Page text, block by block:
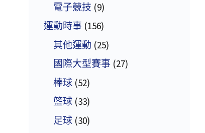
電子競技 (9)
運動時事 (156)
其他運動 (25)
國際大型賽事 (27)
棒球 (52)
籃球 (33)
足球 (30)